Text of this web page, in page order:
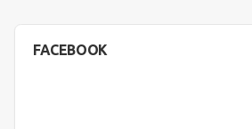
FACEBOOK